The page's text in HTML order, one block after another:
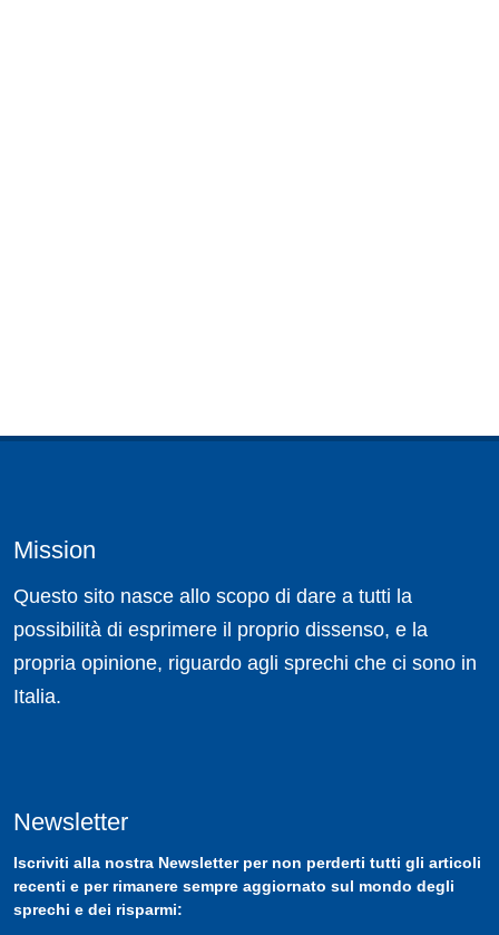
Mission
Questo sito nasce allo scopo di dare a tutti la
possibilità di esprimere il proprio dissenso, e la
propria opinione, riguardo agli sprechi che ci sono in
Italia.
Newsletter
Iscriviti alla nostra Newsletterper non perderti tutti gli articoli
recenti e per rimanere sempre aggiornato sul mondo degli
sprechi e dei risparmi: